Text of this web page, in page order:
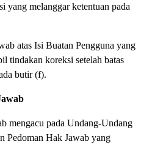
yang melanggar ketentuan pada
atas Isi Buatan Pengguna yang
tindakan koreksi setelah batas
butir (f).
mengacu pada Undang-Undang
Pedoman Hak Jawab yang